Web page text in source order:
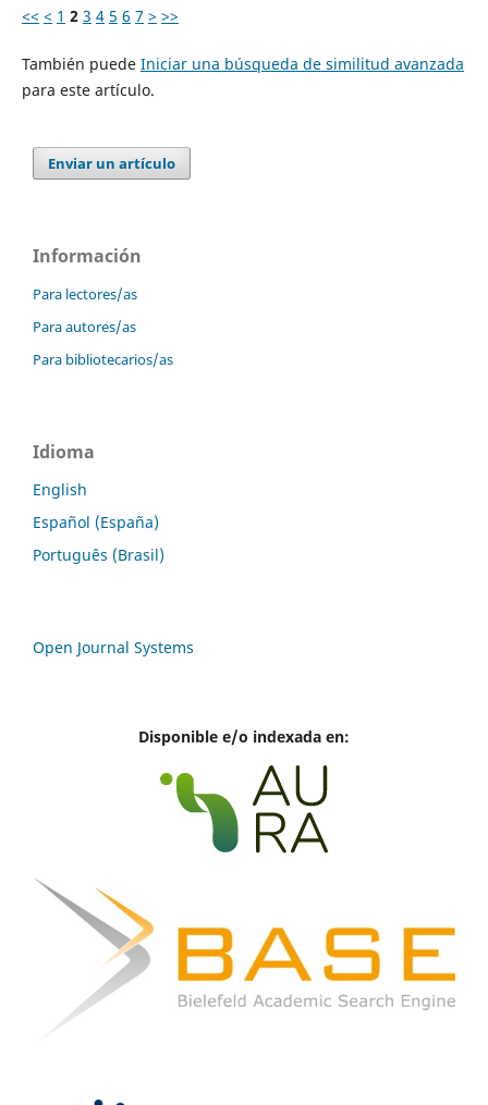
<< < 1 2 3 4 5 6 7 > >>
También puede Iniciar una búsqueda de similitud avanzada
para este artículo.
Enviar un artículo
Información
Para lectores/as
Para autores/as
Para bibliotecarios/as
Idioma
English
Español (España)
Português (Brasil)
Open Journal Systems
Disponible e/o indexada en: